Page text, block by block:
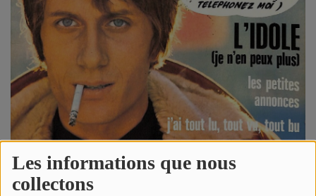
Les informations que nous
collectons
Contact
CONTACTEZ-NOUS
A PROPOS DE NOUS